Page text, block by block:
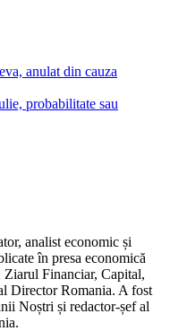
anulat din cauza
probabilitate sau
analist economic și
în presa economică
Ziarul Financiar, Capital,
Director Romania. A fost
Noștri și redactor-șef al